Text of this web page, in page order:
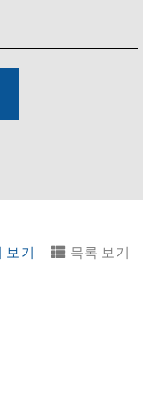
보기 목록 보기